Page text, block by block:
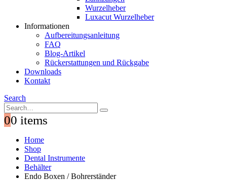
Wurzelheber
Luxacut Wurzelheber
Informationen
Aufbereitungsanleitung
FAQ
Blog-Artikel
Rückerstattungen und Rückgabe
Downloads
Kontakt
Search
00 items
Home
Shop
Dental Instrumente
Behälter
Endo Boxen / Bohrerständer